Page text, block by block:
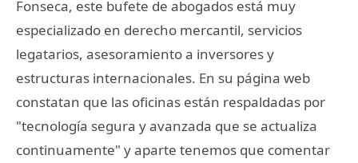
Fonseca, este bufete de abogados está muy
especializado en derecho mercantil, servicios
legatarios, asesoramiento a inversores y
estructuras internacionales. En su página web
constatan que las oficinas están respaldadas por
"tecnología segura y avanzada que se actualiza
continuamente" y aparte tenemos que comentar